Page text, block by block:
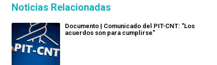
Noticias Relacionadas
Documento | Comunicado del PIT-CNT: "Los
acuerdos son para cumplirse"